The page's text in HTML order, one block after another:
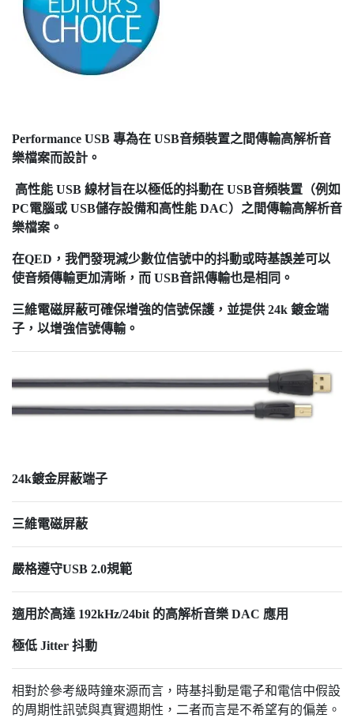
Performance USB 專為在 USB音頻裝置之間傳輸高解析音
樂檔案而設計。
高性能 USB 線材旨在以極低的抖動在 USB音頻裝置（例如
PC電腦或 USB儲存設備和高性能 DAC）之間傳輸高解析音
樂檔案。
在QED ，我們發現減少數位信號中的抖動或時基誤差可以
使音頻傳輸更加清晰，而 USB音訊傳輸也是相同。
三維電磁屏蔽可確保增強的信號保護，並提供 24k 鍍金端
子，以增強信號傳輸。
24k鍍金屏蔽端子
三維電磁屏蔽
嚴格遵守USB 2.0規範
適用於高達 192kHz/24bit 的高解析音樂 DAC 應用
極低 Jitter 抖動
相對於參考級時鐘來源而言，時基抖動是電子和電信中假設
的周期性訊號與真實週期性，二者而言是不希望有的偏差。